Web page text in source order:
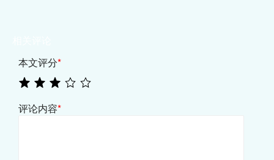
本文评分*
评论内容*